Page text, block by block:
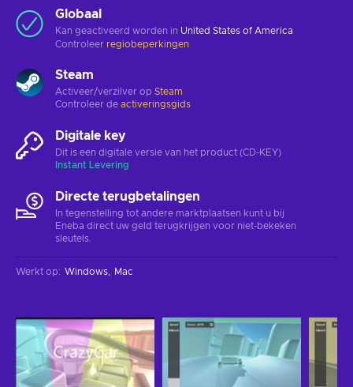
Globaal
Kan geactiveerd worden in United States of America
Controleer regiobeperkingen
Steam
Activeer/verzilver op Steam
Controleer de activeringsgids
Digitale key
Dit is een digitale versie van het product (CD-KEY)
Instant Levering
Directe terugbetalingen
In tegenstelling tot andere marktplaatsen kunt u bij
Eneba direct uw geld terugkrijgen voor niet-bekeken
sleutels.
Werkt op: Windows Mac